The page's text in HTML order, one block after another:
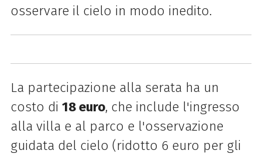
osservare il cielo in modo inedito.
La partecipazione alla serata ha un
costo di 18 euro, che include l'ingresso
alla villa e al parco e l'osservazione
guidata del cielo (ridotto 6 euro per gli